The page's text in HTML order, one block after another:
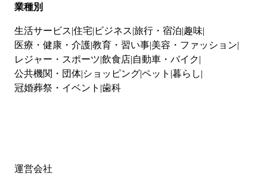
業種別
生活サービス 住宅 ビジネス 旅行・宿泊 趣味
医療・健康・介護教育・習い事 美容・ファッション
レジャー・スポーツ 飲食店 自動車・バイク
公共機関・団体 ショッピングペット 暮らし
冠婚葬祭・イベント 歯科
運営会社